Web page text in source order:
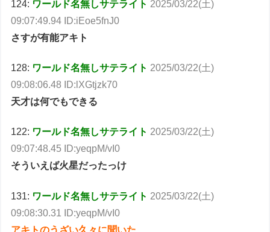
124: ワールド名無しサテライト 2025/03/22(土)
09:07:49.94 ID:iEoe5fnJ0
さすが有能アキト
128: ワールド名無しサテライト 2025/03/22(土)
09:08:06.48 ID:lXGtjzk70
天才は何でもできる
122: ワールド名無しサテライト 2025/03/22(土)
09:07:48.45 ID:yeqpM/vI0
そういえば火星だったっけ
131: ワールド名無しサテライト 2025/03/22(土)
09:08:30.31 ID:yeqpM/vI0
アキトのうざい久々に聞いた